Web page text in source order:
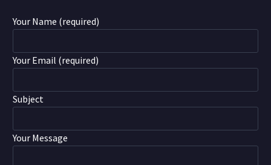
Your Name (required)
Your Email (required)
Subject
Your Message